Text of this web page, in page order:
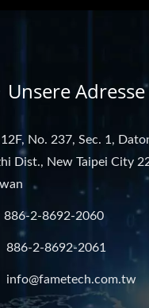
Unsere Adresse
12F, No. 237, Sec. 1,
Dist., New Taipei City
886-2-8692-2060
886-2-8692-2061
info@fametech.com.tw